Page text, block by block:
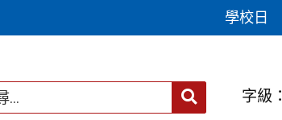
學校日
送出 字級：